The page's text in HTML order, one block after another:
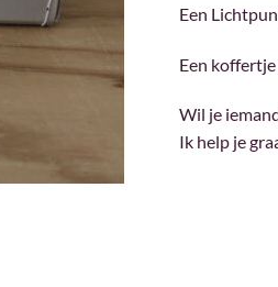
Een
Een
Wil je
Ik help je